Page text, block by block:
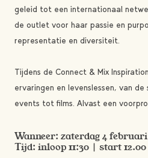
geleid tot een internationaal
de outlet voor haar passie en
representatie en diversiteit.
Tijdens de Connect & Mix
ervaringen en levenslessen, van
events tot films. Alvast een
Wanneer: zaterdag 4 februari
Tijd: inloop 11:30 | start